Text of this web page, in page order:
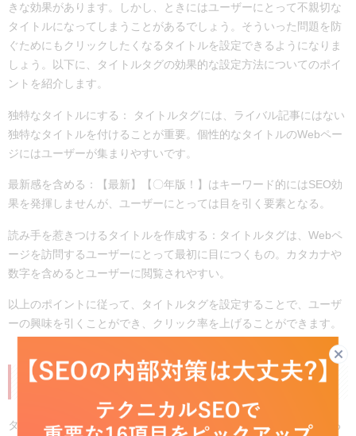
きな効果があります。しかし、ときにはユーザーにとって不親切な
タイトルになってしまうことがあるでしょう。そういった問題を防
ぐためにもクリックしたくなるタイトルを設定できるようになりま
しょう。以下に、タイトルタグの効果的な設定方法についてのポイ
ントを紹介します。
独特なタイトルにする： タイトルタグには、ライバル記事にはない
独特なタイトルを付けることが重要。個性的なタイトルのWebペー
ジにはユーザーが集まりやすいです。
最新感を含める：【最新】【〇年版！】はキーワード的にはSEO効
果を発揮しませんが、ユーザーにとっては目を引く要素となる。
読み手を惹きつけるタイトルを作成する：タイトルタグは、Webペ
ージを訪問するユーザーにとって最初に目につくもの。カタカナや
数字を含めるとユーザーに閲覧されやすい。
以上のポイントに従って、タイトルタグを設定することで、ユーザ
ーの興味を引くことができ、クリック率を上げることができます。
数字やカタカナを含める
タイトルタグは、読者が興味関心を持つものに設定する必要がある